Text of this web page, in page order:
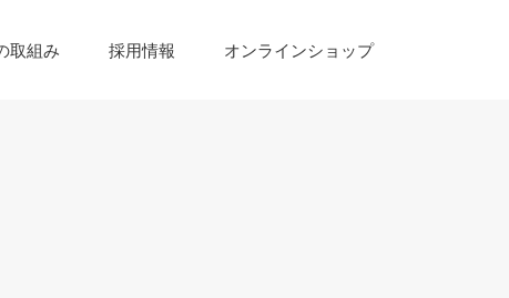
取組み 採用情報 オンラインショップ